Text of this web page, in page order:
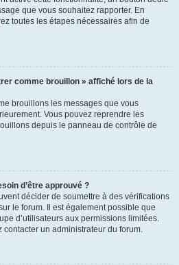
que vous souhaitez rapporter. En
toutes les étapes nécessaires afin de
comme brouillon » affiché lors de la
brouillons les messages que vous
Vous pouvez reprendre les
depuis le panneau de contrôle de
d’être approuvé ?
décider de soumettre à des vérifications
le forum. Il est également possible que
d’utilisateurs aux permissions limitées.
contacter un administrateur du forum.